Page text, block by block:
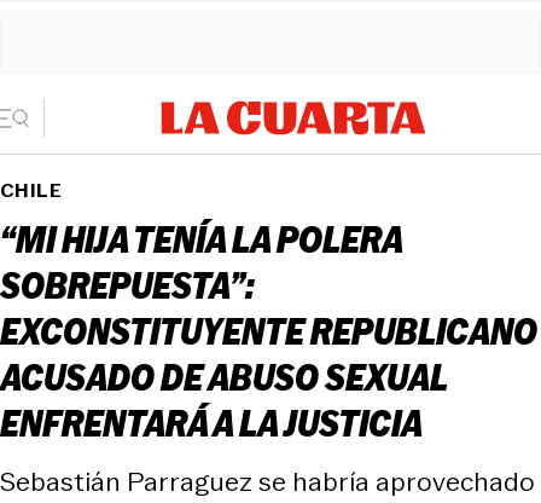
CHILE
“MI HIJA TENÍA LA POLERA
SOBREPUESTA”:
EXCONSTITUYENTE REPUBLICANO
ACUSADO DE ABUSO SEXUAL
ENFRENTARÁ A LA JUSTICIA
Sebastián Parraguez se habría aprovechado